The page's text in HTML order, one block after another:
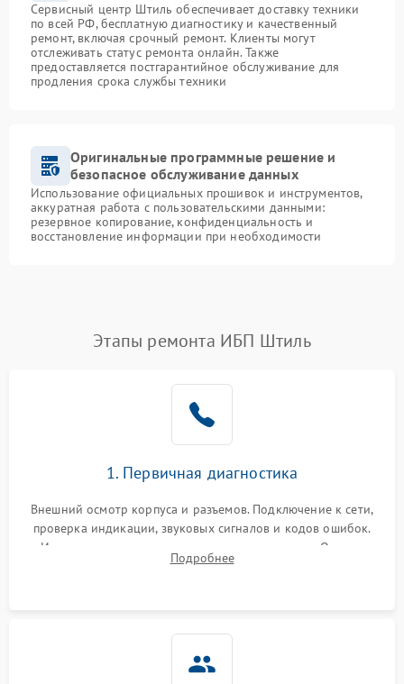
Сервисный центр Штиль обеспечивает доставку техники
по всей РФ, бесплатную диагностику и качественный
ремонт, включая срочный ремонт. Клиенты могут
отслеживать статус ремонта онлайн. Также
предоставляется постгарантийное обслуживание для
продления срока службы техники
Оригинальные программные решение и
безопасное обслуживание данных
Использование официальных прошивок и инструментов,
аккуратная работа с пользовательскими данными:
резервное копирование, конфиденциальность и
восстановление информации при необходимости
Этапы ремонта ИБП Штиль
1. Первичная диагностика
Внешний осмотр корпуса и разъемов. Подключение к сети,
проверка индикации, звуковых сигналов и кодов ошибок.
Измерение входного и выходного напряжения. Оценка
реакции ИБП на отключение основного питания без
Подробнее